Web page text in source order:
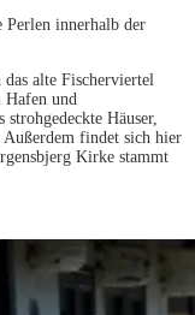
Perlen innerhalb der
alte Fischerviertel
Hafen und
Häuser,
Außerdem findet sich hier
Kirke stammt